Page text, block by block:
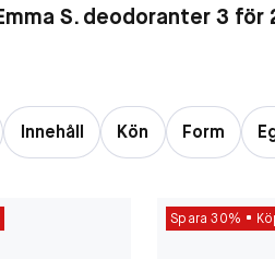
S. deodoranter 3 för
Innehåll Kön Form
Spara 30%